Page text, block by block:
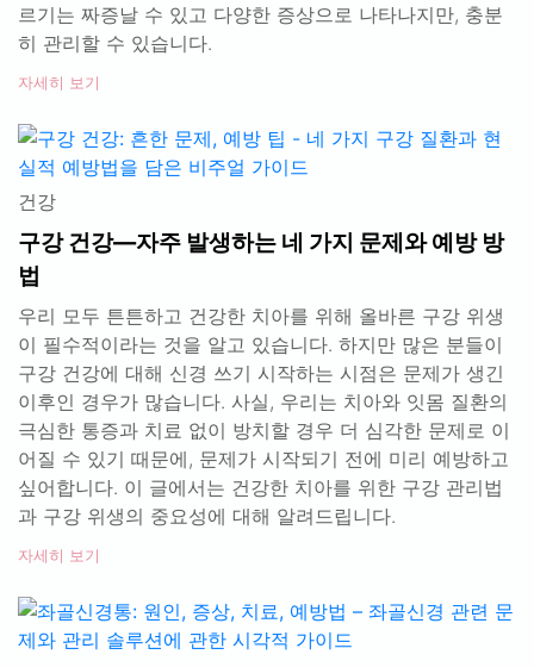
르기는 짜증날 수 있고 다양한 증상으로 나타나지만, 충분
히 관리할 수 있습니다.
자세히 보기
건강
구강 건강—자주 발생하는 네 가지 문제와 예방 방
법
우리 모두 튼튼하고 건강한 치아를 위해 올바른 구강 위생
이 필수적이라는 것을 알고 있습니다. 하지만 많은 분들이
구강 건강에 대해 신경 쓰기 시작하는 시점은 문제가 생긴
이후인 경우가 많습니다. 사실, 우리는 치아와 잇몸 질환의
극심한 통증과 치료 없이 방치할 경우 더 심각한 문제로 이
어질 수 있기 때문에, 문제가 시작되기 전에 미리 예방하고
싶어합니다. 이 글에서는 건강한 치아를 위한 구강 관리법
과 구강 위생의 중요성에 대해 알려드립니다.
자세히 보기